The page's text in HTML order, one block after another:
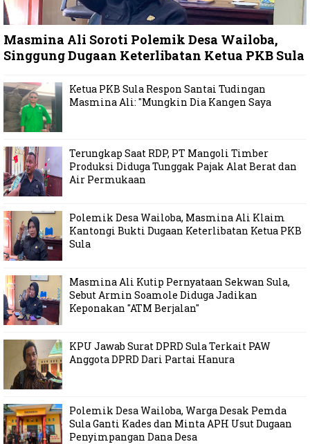
Masmina Ali Soroti Polemik Desa Wailoba,
Singgung Dugaan Keterlibatan Ketua PKB Sula
Ketua PKB Sula Respon Santai Tudingan
Masmina Ali: "Mungkin Dia Kangen Saya
Terungkap Saat RDP, PT Mangoli Timber
Produksi Diduga Tunggak Pajak Alat Berat dan
Air Permukaan
Polemik Desa Wailoba, Masmina Ali Klaim
Kantongi Bukti Dugaan Keterlibatan Ketua PKB
Sula
Masmina Ali Kutip Pernyataan Sekwan Sula,
Sebut Armin Soamole Diduga Jadikan
Keponakan "ATM Berjalan"
KPU Jawab Surat DPRD Sula Terkait PAW
Anggota DPRD Dari Partai Hanura
Polemik Desa Wailoba, Warga Desak Pemda
Sula Ganti Kades dan Minta APH Usut Dugaan
Penyimpangan Dana Desa